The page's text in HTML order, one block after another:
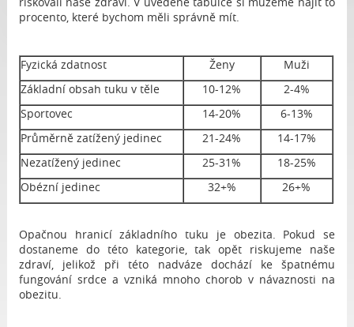
procento, které bychom měli správně mít.
Fyzická zdatnost Ženy
Muži
Základní obsah tuku v těle
10-12%
2-4%
Sportovec
14-20%
6-13%
Průměrně zatížený jedinec
21-24%
14-17%
Nezatížený jedinec
25-31%
18-25%
Obézní jedinec
32+% 26+%
Opačnou hranicí základního tuku je obezita. Pokud se
dostaneme do této kategorie, tak opět riskujeme naše
zdraví, jelikož při této nadváze dochází ke špatnému
fungování srdce a vzniká mnoho chorob v návaznosti na
obezitu.